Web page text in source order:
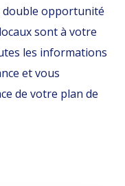
double opportunité
sont à votre
les informations
et vous
de votre plan de